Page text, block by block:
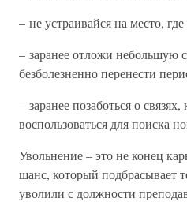
– не устраивайся на место,
– заранее отложи небольшую
безболезненно перенести
– заранее позаботься о
воспользоваться для поиска
Увольнение – это не конец
шанс, который подбрасывает
уволили с должности